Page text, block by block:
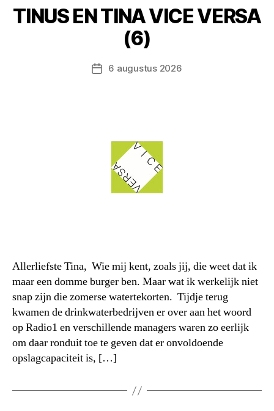
TINUS EN TINA VICE VERSA
(6)
Berichtdatum
6 augustus 2026
Allerliefste Tina, Wie mij kent, zoals jij, die weet dat ik
maar een domme burger ben. Maar wat ik werkelijk niet
snap zijn die zomerse watertekorten. Tijdje terug
kwamen de drinkwaterbedrijven er over aan het woord
op Radio1 en verschillende managers waren zo eerlijk
om daar ronduit toe te geven dat er onvoldoende
opslagcapaciteit is, […]